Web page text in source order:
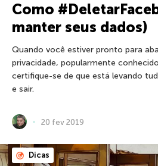
Como
manter seus dados)
Quando você estiver pronto para
privacidade, popularmente
certifique-se de que está levando
e sair.
20 fev 2019
Dicas